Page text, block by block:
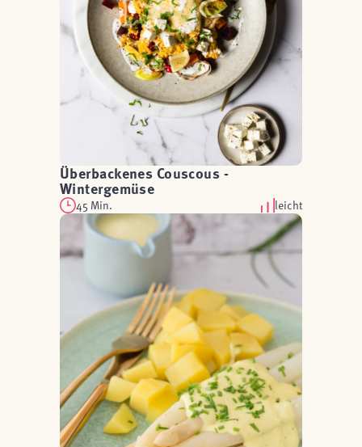
Überbackenes Couscous -
Wintergemüse
45 Min. leicht